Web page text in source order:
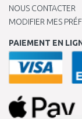
NOUS CONTACTER
MODIFIER MES
PAIEMENT EN